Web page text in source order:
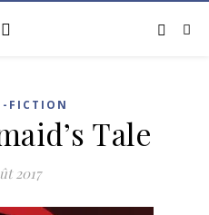
FICTION
Tale
2017